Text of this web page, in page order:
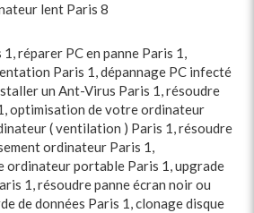
lent Paris 8
1,réparer PC en panne Paris 1,
Paris 1,dépannage PC infecté
un Ant-Virus Paris 1,résoudre
,optimisation de votre ordinateur
( ventilation ) Paris 1,résoudre
ordinateur Paris 1,
ordinateur portable Paris 1,upgrade
1,résoudre panne écran noir ou
de données Paris 1,clonage disque